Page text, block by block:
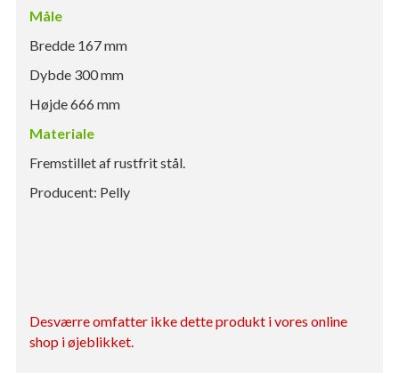
Måle
Bredde 167 mm
Dybde 300 mm
Højde 666 mm
Materiale
Fremstillet af rustfrit stål.
Producent: Pelly
Desværre omfatter ikke dette produkt i vores online
shop i øjeblikket.